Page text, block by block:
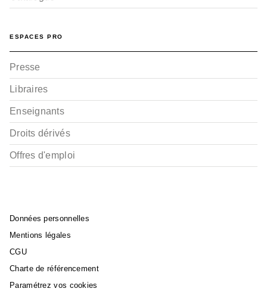
ESPACES PRO
Presse
Libraires
Enseignants
Droits dérivés
Offres d'emploi
Données personnelles
Mentions légales
CGU
Charte de référencement
Paramétrez vos cookies